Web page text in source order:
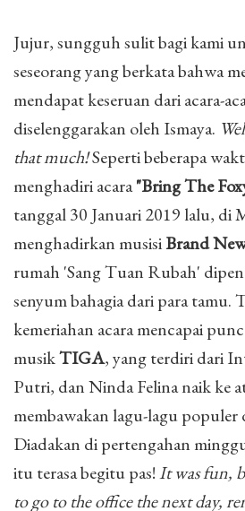
Jujur, sungguh sulit bagi kami
seseorang yang berkata bahwa
mendapat keseruan dari acara-
diselenggarakan oleh Ismaya.
that much!Seperti beberapa
menghadiri acara"Bring The
tanggal 30 Januari 2019 lalu, di
menghadirkan musisiBrand
rumah 'Sang Tuan Rubah'
senyum bahagia dari para tamu.
kemeriahan acara mencapai
musikTIGA, yang terdiri dari
Putri, dan Ninda Felina naik ke
membawakan lagu-lagu populer
Diadakan di pertengahan
itu terasa begitu pas!It was fun,
to go to the office the next day,